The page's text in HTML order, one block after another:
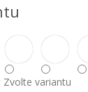
Zvolte variantu